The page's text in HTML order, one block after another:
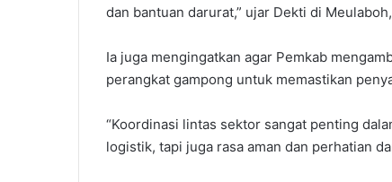
dan bantuan darurat,” ujar Dekti di
Ia juga mengingatkan agar Pemkab
perangkat gampong untuk memastikan
“Koordinasi lintas sektor sangat penting
logistik, tapi juga rasa aman dan perhatian